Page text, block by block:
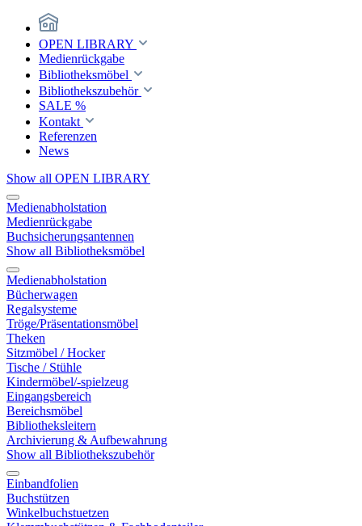
OPEN LIBRARY
Medienrückgabe
Bibliotheksmöbel
Bibliothekszubehör
SALE %
Kontakt
Referenzen
News
Show all OPEN LIBRARY
Medienabholstation
Medienrückgabe
Buchsicherungsantennen
Show all Bibliotheksmöbel
Medienabholstation
Bücherwagen
Regalsysteme
Tröge/Präsentationsmöbel
Theken
Sitzmöbel / Hocker
Tische / Stühle
Kindermöbel/-spielzeug
Eingangsbereich
Bereichsmöbel
Bibliotheksleitern
Archivierung & Aufbewahrung
Show all Bibliothekszubehör
Einbandfolien
Buchstützen
Winkelbuchstuetzen